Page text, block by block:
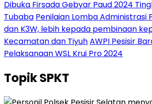
Dibuka Firsada Gebyar Paud 2024
Tubaba Penilaian Lomba Administrasi
dan K3W, lebih kepada pembinaan
Kecamatan dan TiyuhAWPI Pesisir
Pelaksanaan WSL Krui Pro 2024
TopikSPKT